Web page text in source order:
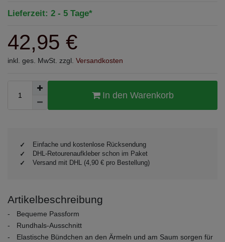
Lieferzeit: 2 - 5 Tage*
42,95 €
inkl. ges. MwSt. zzgl. Versandkosten
In den Warenkorb
Einfache und kostenlose Rücksendung
DHL-Retourenaufkleber schon im Paket
Versand mit DHL (4,90 € pro Bestellung)
Artikelbeschreibung
Bequeme Passform
Rundhals-Ausschnitt
Elastische Bündchen an den Ärmeln und am Saum sorgen für